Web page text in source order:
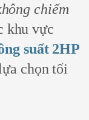
chiếm
khu vực
suất 2HP
chọn tối